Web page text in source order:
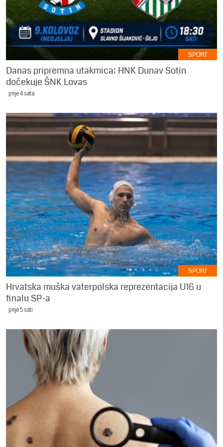
SPORT
Danas pripremna utakmica: HNK Dunav Sotin
dočekuje ŠNK Lovas
prije 4 sata
SPORT
Hrvatska muška vaterpolska reprezentacija U16 u
finalu SP-a
prije 5 sati